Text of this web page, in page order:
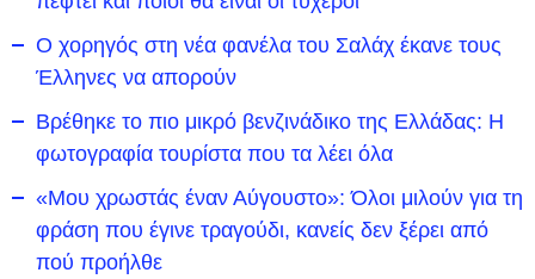
Ο χορηγός στη νέα φανέλα του Σαλάχ έκανε τους
Έλληνες να απορούν
Βρέθηκε το πιο μικρό βενζινάδικο της Ελλάδας: Η
φωτογραφία τουρίστα που τα λέει όλα
«Μου χρωστάς έναν Αύγουστο»: Όλοι μιλούν για τη
φράση που έγινε τραγούδι, κανείς δεν ξέρει από
πού προήλθε